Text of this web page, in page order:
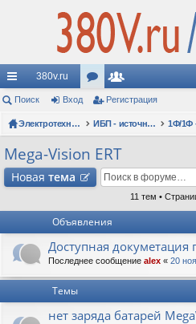
с
ы
лк
380v.ru
ор
ум
ол
ьз
ов
ат
и
Поиск Вход Регистрация
Электротехнические форумы ИБП - источники бесперебойного питания
Mega-Vision ERT
Новая тема
11 тем •
Объявления
Доступная докуметация
Последнее сообщение alex « 20
Темы
нет заряда батарей